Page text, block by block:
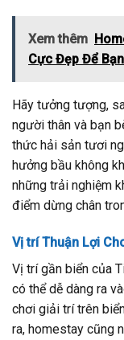
Xem thêm
Cực Đẹp Để
Hãy tưởng tượng,
người thân và bạn
thức hải sản tươi
hưởng bầu không
những trải nghiệm
điểm dừng chân
Vị trí Thuận Lợi
Vị trí gần biển của
có thể dễ dàng ra
chơi giải trí trên
ra, homestay cũng